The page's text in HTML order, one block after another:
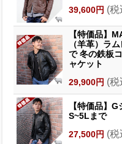
39,600円 (税
【特価品】
（羊革）ラ
で 冬の鉄板
ャケット
29,900円 (税
【特価品】
S~5Lまで
27,500円 (税